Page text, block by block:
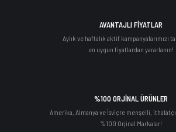
AVANTAJLI FİYATLAR
Aylık ve haftalık aktif kampanyalarımızı
en uygun fiyatlardan yararlanın!
%100 ORJİNAL ÜRÜNLER
Amerika, Almanya ve İsviçre menşeili,
%100 Orjinal Markalar!